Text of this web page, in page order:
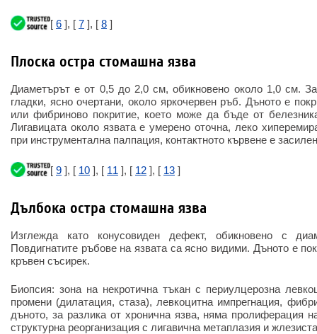
[ 6 ], [ 7 ], [ 8 ]
Плоска остра стомашна язва
Диаметърът е от 0,5 до 2,0 см, обикновено около 1,0 см.
гладки, ясно очертани, около яркочервен ръб. Дъното е
или фибриново покритие, което може да бъде от
Лигавицата около язвата е умерено оточна, леко
при инструментална палпация, контактното кървене е
[ 9 ], [ 10 ], [ 11 ], [ 12 ], [ 13 ]
Дълбока остра стомашна язва
Изглежда като конусовиден дефект, обикновено с
Повдигнатите ръбове на язвата са ясно видими. Дъното е
кръвен съсирек.
Биопсия: зона на некротична тъкан с периулцерозна
промени (дилатация, стаза), левкоцитна импрегнация,
дъното, за разлика от хронична язва, няма пролиферация
структурна реорганизация с лигавична метаплазия и